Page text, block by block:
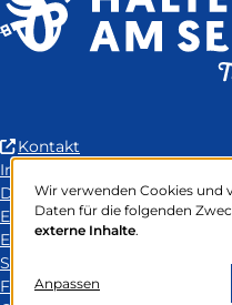
Kontakt
extern
und
öffnet
neuem
Impressum
Datenschutz
Erklärung zur Barrierefreiheit
Easy-to-Read Language
Sitemap
FAQ
Verwendung
von
personenbezogenen
und
Wir verwenden Cookies und
Daten für die folgenden
externe Inhalte.
Anpassen